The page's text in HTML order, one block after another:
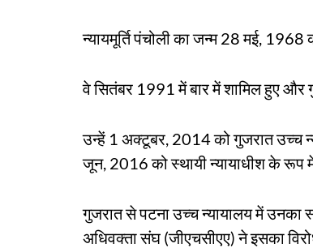
न्यायमूर्ति पंचोली का जन्म 28 मई,
वे सितंबर 1991 में बार में शामिल हुए
उन्हें 1 अक्टूबर, 2014 को गुजरात उच्च
जून, 2016 को स्थायी न्यायाधीश के रूप
गुजरात से पटना उच्च न्यायालय में उनका
अधिवक्ता संघ (जीएचसीएए) ने इसका